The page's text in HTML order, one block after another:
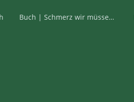
Buch | Schmerz wir müssen reden